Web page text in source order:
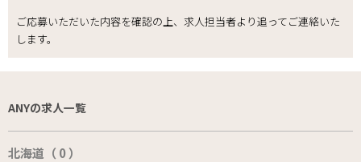
ご応募いただいた内容を確認の上、求人担当者より追ってご連絡いた
します。
ANYの求人一覧
北海道（ 0 ）